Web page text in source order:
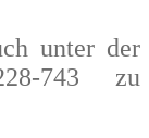
unter der
743 zu